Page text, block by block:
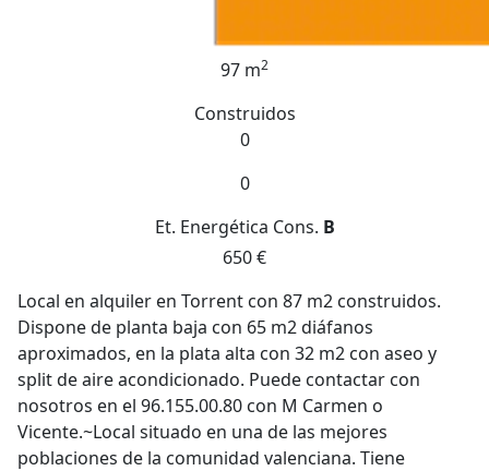
97 m2
Construidos
0
0
Et. Energética Cons. B
650 €
Local en alquiler en Torrent con 87 m2 construidos.
Dispone de planta baja con 65 m2 diáfanos
aproximados, en la plata alta con 32 m2 con aseo y
split de aire acondicionado. Puede contactar con
nosotros en el 96.155.00.80 con M Carmen o
Vicente.~Local situado en una de las mejores
poblaciones de la comunidad valenciana. Tiene